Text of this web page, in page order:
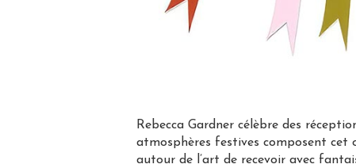
Rebecca Gardner célèbre des
atmosphères festives composent cet
autour de l’art de recevoir avec